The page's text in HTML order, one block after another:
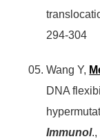
294-304
Wang Y,
DNA
Immunol.,